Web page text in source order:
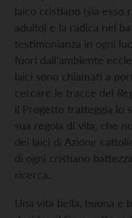
laico cristiano (sia esso
adulto) e la radica nel
testimonianza in ogni
fuori dall'ambiente
laici sono chiamati a
cercare le tracce del
il Progetto tratteggia lo
sua regola di vita, che
dei laici di Azione
di ogni cristiano
ricerca.
Una vita bella, buona e